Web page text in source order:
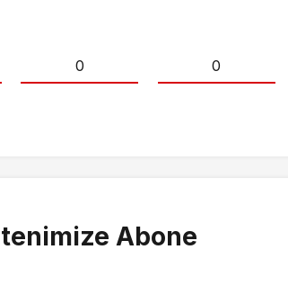
0 0
Abone